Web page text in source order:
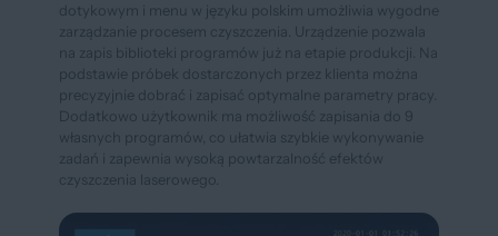
dotykowym i menu w języku polskim umożliwia wygodne
zarządzanie procesem czyszczenia. Urządzenie pozwala
na zapis biblioteki programów już na etapie produkcji. Na
podstawie próbek dostarczonych przez klienta można
precyzyjnie dobrać i zapisać optymalne parametry pracy.
Dodatkowo użytkownik ma możliwość zapisania do 9
własnych programów, co ułatwia szybkie wykonywanie
zadań i zapewnia wysoką powtarzalność efektów
czyszczenia laserowego.